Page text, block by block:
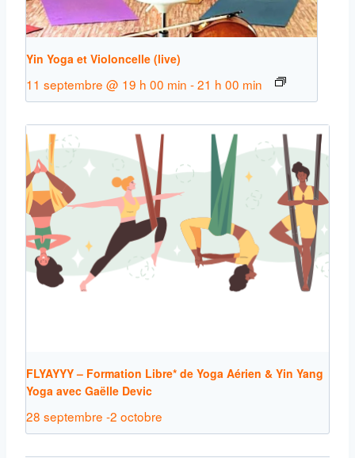
Yin Yoga et Violoncelle (live)
11 septembre @ 19 h 00 min -21 h 00 min
FLYAYYY – Formation Libre* de Yoga Aérien & Yin Yang
Yoga avec Gaëlle Devic
28 septembre -2 octobre